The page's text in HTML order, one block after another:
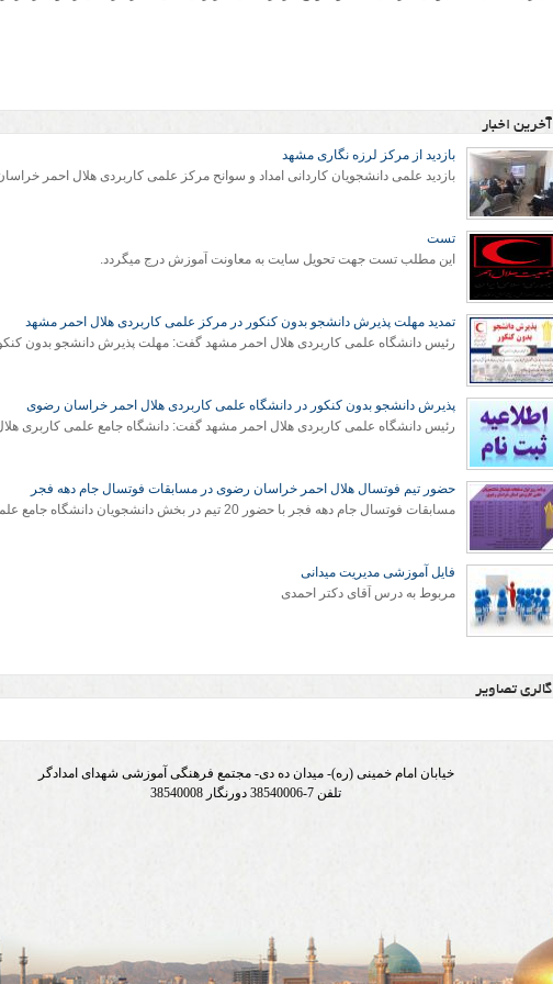
آخرین اخبار
بازدید از مرکز لرزه نگاری مشهد
بازدید علمی دانشجویان کاردانی امداد و سوانح مرکز علمی کاربردی هلال احمر
تست
این مطلب تست جهت تحویل سایت به معاونت آموزش درج میگردد.
تمدید مهلت پذیرش دانشجو بدون کنکور در مرکز علمی کاربردی هلال احمر مشهد
پذیرش دانشجو بدون کنکور در دانشگاه علمی کاربردی هلال احمر خراسان رضوی
رئیس دانشگاه علمی کاربردی هلال احمر مشهد گفت: دانشگاه جامع علمی کاربری
حضور تیم فوتسال هلال احمر خراسان رضوی در مسابقات فوتسال جام دهه فجر
مسابقات فوتسال جام دهه فجر با حضور 20 تیم در بخش دانشجویان دانشگاه جامع علمی کاربردی خراسان رضوی آغاز شد.
فایل آموزشی مدیریت میدانی
مربوط به درس آقای دکتر احمدی
گالری تصاویر
خیابان امام خمینی (ره)- میدان ده دی- مجتمع فرهنگی آموزشی شهدای امدادگر
تلفن 7-38540006 دورنگار 38540008